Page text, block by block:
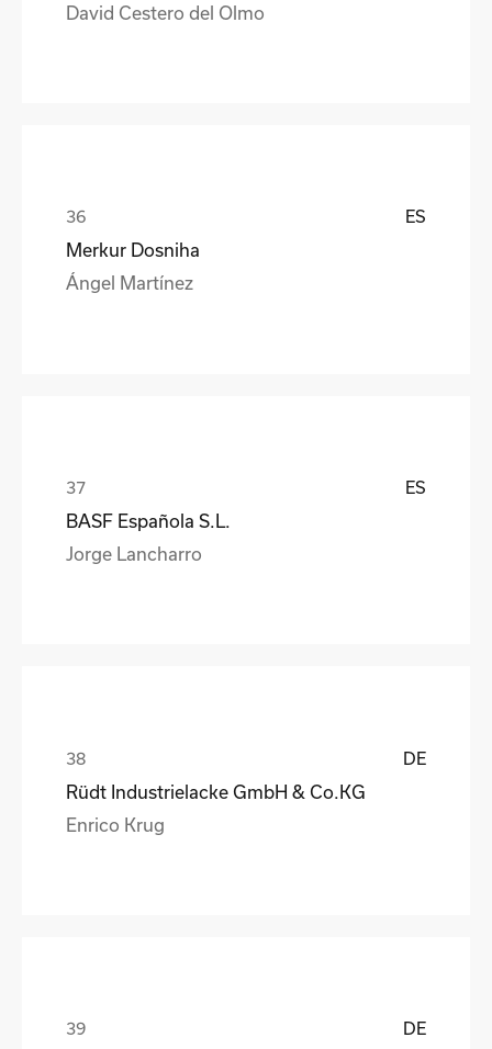
David Cestero del Olmo
ES
Merkur Dosniha
Ángel Martínez
ES
BASF Española S.L.
Jorge Lancharro
DE
Rüdt Industrielacke GmbH & Co.KG
Enrico Krug
DE